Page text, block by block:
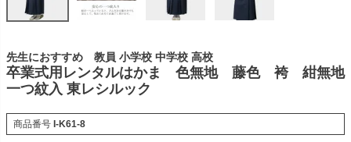
先生におすすめ 教員 小学校 中学校 高校
卒業式用レンタルはかま 色無地 藤色 袴 紺無地
一つ紋入 東レシルック
商品番号 I-K61-8